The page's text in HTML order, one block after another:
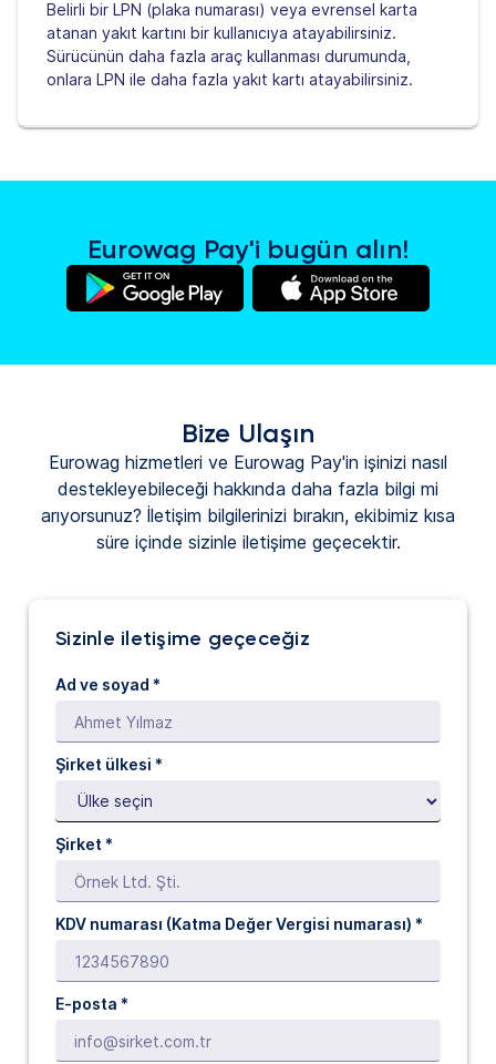
Belirli bir LPN (plaka numarası) veya evrensel karta
atanan yakıt kartını bir kullanıcıya atayabilirsiniz.
Sürücünün daha fazla araç kullanması durumunda,
onlara LPN ile daha fazla yakıt kartı atayabilirsiniz.
Eurowag Pay'i bugün alın!
Bize Ulaşın
Eurowag hizmetleri ve Eurowag Pay'in işinizi nasıl
destekleyebileceği hakkında daha fazla bilgi mi
arıyorsunuz? İletişim bilgilerinizi bırakın, ekibimiz kısa
süre içinde sizinle iletişime geçecektir.
Sizinle iletişime geçeceğiz
Ad ve soyad *
Şirket ülkesi *
Şirket *
KDV numarası (Katma Değer Vergisi numarası) *
E-posta *